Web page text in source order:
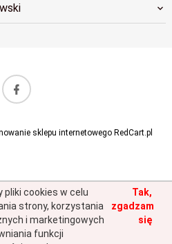
sklepu internetowego RedCart.pl
pliki cookies w celu
strony, korzystania
i marketingowych
funkcji
Tak,
zgadzam
się